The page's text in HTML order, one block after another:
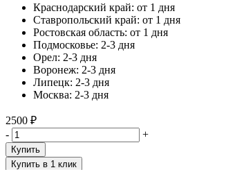
Краснодарский край: от 1 дня
Ставропольский край: от 1 дня
Ростовская область: от 1 дня
Подмосковье: 2-3 дня
Орел: 2-3 дня
Воронеж: 2-3 дня
Липецк: 2-3 дня
Москва: 2-3 дня
2500 ₽
-
+
Купить
Купить в 1 клик